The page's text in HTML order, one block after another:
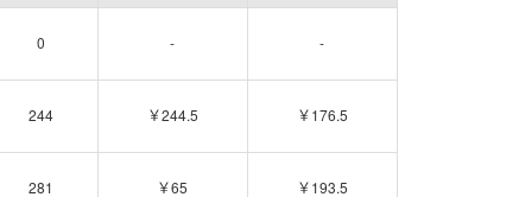
0 - -
244 ￥244.5 ￥176.5
281 ￥65 ￥193.5